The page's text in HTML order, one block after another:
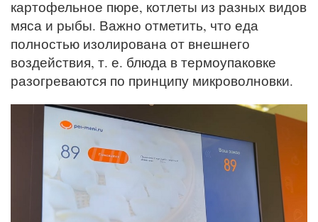
картофельное пюре, котлеты из разных видов
мяса и рыбы. Важно отметить, что еда
полностью изолирована от внешнего
воздействия, т. е. блюда в термоупаковке
разогреваются по принципу микроволновки.